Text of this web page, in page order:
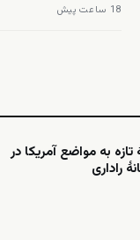
18 ساعت پیش
تازه به مواضع آمریکا در
راداری